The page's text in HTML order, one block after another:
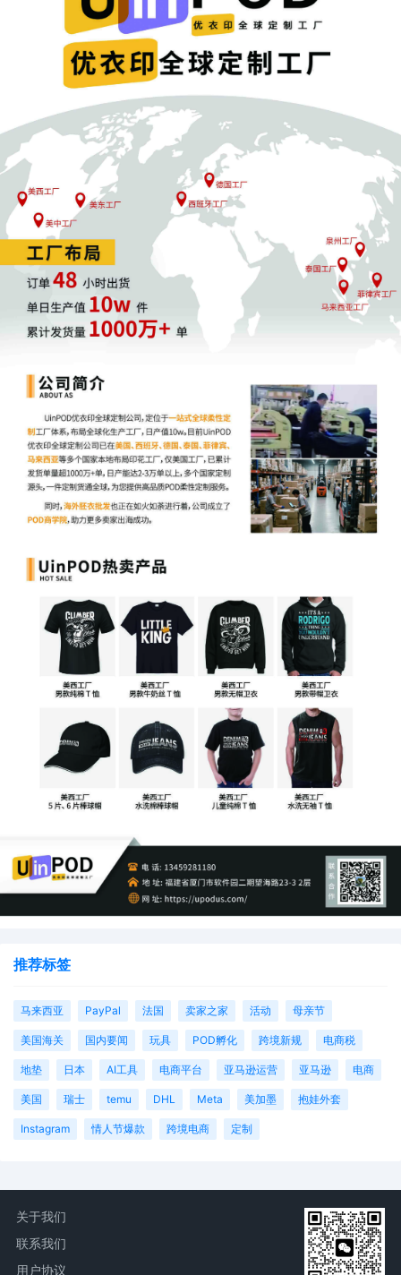
院收到申请后会进行初步审查，并决定是否需要发布TRO。原则
上发布TRO前需向对方发布通知。通过通知给予被申请人抗辩的
公平机会，以及通过通知和听证来保证程序公平。但TRO更加紧
急，在必要的情形下禁令发出可以不通知被申请人。
规定在《美国联邦民事诉讼规则》第65条（b）宣誓书或经核实
的诉状中的具体事实清楚表明，在对方当事人有机会提出反对意
见之前，申请人将立即遭受不可挽回的侵害、损失或损害；且申
请人的律师以书面形式证明已尽力发出通知，并说明无需通知的
理由。[5]
在未通知情况下发布TRO后，法院有义务尽快安排被告
出席听证会。TRO有效期通常为14天，在此期间法院会安排听证
会，决定是否延长临时限制令或发布初步禁令。如果TRO没有转
化为初步禁令，TRO就会失去效力；如果转化为初步禁令，则意
味着进入正式的诉讼阶段，该禁令的效力会一直延续到收到判决
不立即采取措施侵权行为将会造成无法弥补的损失、权衡批准初
步禁令与否对双方的损害以及对公共利益的影响。[6]
TRO规制的是电商平台和卖家双方，电商平台收到法院的
TRO后，会通过电子邮件的方式通知平台商家，但同时会下架卖
家的商品链接以及冻结卖家相关账号，卖家店铺邮箱收到含有全
称为“Temporary Restraining Order”的邮件，即代表被提起了
TRO临时限制令。每份TRO的具体内容还包括签发的具体理由、
或其他文件）。[7]此时侵权商品链接可能已断开，账户可能已被
冻结。可以看出TRO具有紧急性、临时性和迅速反应的特点。整
个程序发展非常迅速，而有的商家因不了解相关规定，在收到邮
件时未给予足够的重视，采取放任不管的态度，或者并未意识到
自己收到了TRO，错过了最佳答辩和和解时机，如在21天答辩期
内未提交答辩状，则使案件走向缺席审判，法院将根据原告的申
请最终判处冻结资金直接划入对方账户并判令被告支付高额的赔
偿金。也就是说在禁令期间账户只是被冻结财产，待判决出来后
被告名下其他账户有余额，会继续申请法院强制执行。
我国也有类似的规定即《民事诉讼法》中规定的保全制度。
于审查知识产权纠纷行为保全案件适用法律若干问题的规定》进
一步规定。我国的保全制度与美国的临时禁令二者类似却也存在
一定差别。保全根据发生在不同阶段具体分为诉前保全、诉中保
全和执行保全，从具体内容上看可分为证据保全、财产保全、行
为保全。根据《民事诉讼法》第104条的规定，诉前保全申请的
条件是情况紧急，需要通过保全措施避免其合法权益受到难以弥
补的损害。而法院在审查诉前行为保全申请时，应综合考量申请
对申请人造成难以弥补的损害、采取行为保全措施是否会导致当
事人间利益显著失衡以及是否会损害社会公共利益等因素。[9] 可
见我国诉讼保全启动条件较为严格，法院会进行实质审查，对申
推荐标签
马来西亚 PayPal 法国 卖家之家 活动 母亲节
美国海关 国内要闻 玩具 POD孵化 跨境新规 电商税
地垫 日本 AI工具 电商平台 亚马逊运营 亚马逊 电商
美国 瑞士 temu DHL Meta 美加墨 抱娃外套
Instagram 情人节爆款 跨境电商 定制
关于我们
联系我们
用户协议